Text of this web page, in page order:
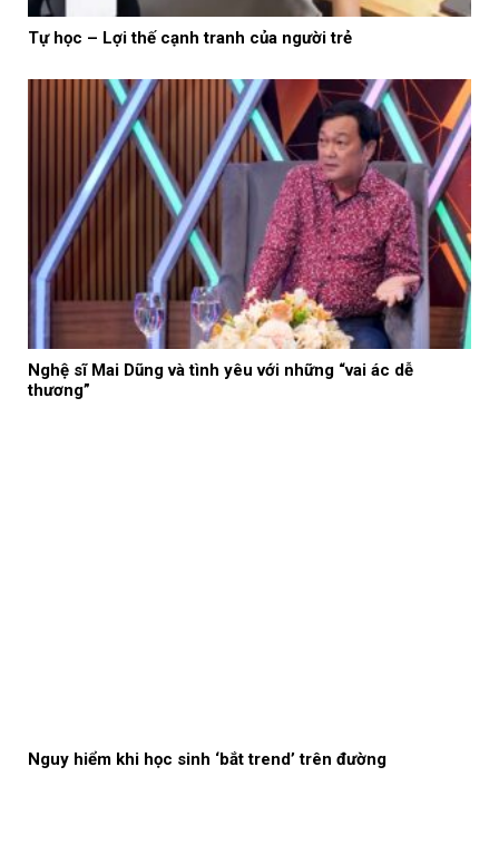
Tự học – Lợi thế cạnh tranh của người trẻ
Nghệ sĩ Mai Dũng và tình yêu với những “vai ác dễ
thương”
Nguy hiểm khi học sinh ‘bắt trend’ trên đường